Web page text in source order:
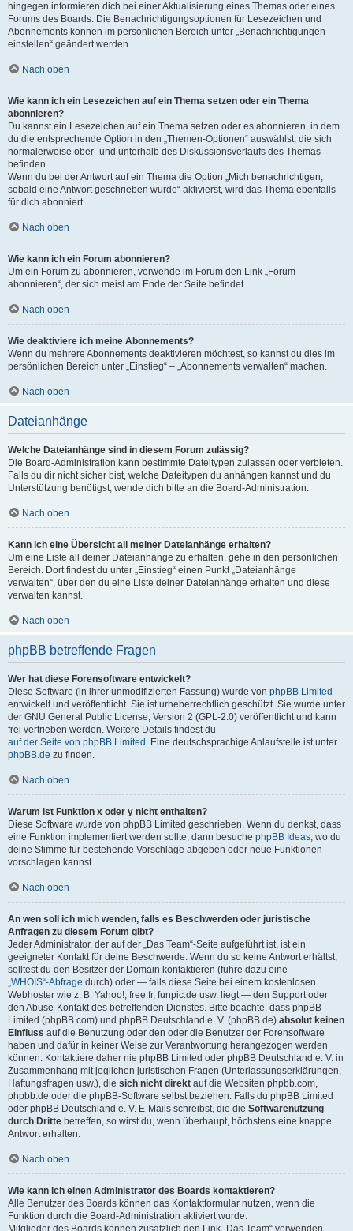
hingegen informieren dich bei einer Aktualisierung eines Themas oder eines
Forums des Boards. Die Benachrichtigungsoptionen für Lesezeichen und
Abonnements können im persönlichen Bereich unter „Benachrichtigungen
einstellen“ geändert werden.
Nach oben
Wie kann ich ein Lesezeichen auf ein Thema setzen oder ein Thema
abonnieren?
Du kannst ein Lesezeichen auf ein Thema setzen oder es abonnieren, in dem
du die entsprechende Option in den „Themen-Optionen“ auswählst, die sich
normalerweise ober- und unterhalb des Diskussionsverlaufs des Themas
befinden.
Wenn du bei der Antwort auf ein Thema die Option „Mich benachrichtigen,
sobald eine Antwort geschrieben wurde“ aktivierst, wird das Thema ebenfalls
für dich abonniert.
Nach oben
Wie kann ich ein Forum abonnieren?
Um ein Forum zu abonnieren, verwende im Forum den Link „Forum
abonnieren“, der sich meist am Ende der Seite befindet.
Nach oben
Wie deaktiviere ich meine Abonnements?
Wenn du mehrere Abonnements deaktivieren möchtest, so kannst du dies im
persönlichen Bereich unter „Einstieg“ – „Abonnements verwalten“ machen.
Nach oben
Dateianhänge
Welche Dateianhänge sind in diesem Forum zulässig?
Die Board-Administration kann bestimmte Dateitypen zulassen oder verbieten.
Falls du dir nicht sicher bist, welche Dateitypen du anhängen kannst und du
Unterstützung benötigst, wende dich bitte an die Board-Administration.
Nach oben
Kann ich eine Übersicht all meiner Dateianhänge erhalten?
Um eine Liste all deiner Dateianhänge zu erhalten, gehe in den persönlichen
Bereich. Dort findest du unter „Einstieg“ einen Punkt „Dateianhänge
verwalten“, über den du eine Liste deiner Dateianhänge erhalten und diese
verwalten kannst.
Nach oben
phpBB betreffende Fragen
Wer hat diese Forensoftware entwickelt?
Diese Software (in ihrer unmodifizierten Fassung) wurde von phpBB Limited
entwickelt und veröffentlicht. Sie ist urheberrechtlich geschützt. Sie wurde unter
der GNU General Public License, Version 2 (GPL-2.0) veröffentlicht und kann
frei vertrieben werden. Weitere Details findest du
auf der Seite von phpBB Limited . Eine deutschsprachige Anlaufstelle ist unter
phpBB.de zu finden.
Nach oben
Warum ist Funktion x oder y nicht enthalten?
Diese Software wurde von phpBB Limited geschrieben. Wenn du denkst, dass
eine Funktion implementiert werden sollte, dann besuche phpBB Ideas, wo du
deine Stimme für bestehende Vorschläge abgeben oder neue Funktionen
vorschlagen kannst.
Nach oben
An wen soll ich mich wenden, falls es Beschwerden oder juristische
Anfragen zu diesem Forum gibt?
Jeder Administrator, der auf der „Das Team“-Seite aufgeführt ist, ist ein
geeigneter Kontakt für deine Beschwerde. Wenn du so keine Antwort erhältst,
solltest du den Besitzer der Domain kontaktieren (führe dazu eine
„WHOIS“-Abfrage durch) oder — falls diese Seite bei einem kostenlosen
Webhoster wie z. B. Yahoo!, free.fr, funpic.de usw. liegt — den Support oder
den Abuse-Kontakt des betreffenden Dienstes. Bitte beachte, dass phpBB
Limited (phpBB.com) und phpBB Deutschland e. V. (phpBB.de) absolut keinen
Einfluss auf die Benutzung oder den oder die Benutzer der Forensoftware
haben und dafür in keiner Weise zur Verantwortung herangezogen werden
können. Kontaktiere daher nie phpBB Limited oder phpBB Deutschland e. V. in
Zusammenhang mit jeglichen juristischen Fragen (Unterlassungserklärungen,
Haftungsfragen usw.), die sich nicht direkt auf die Websiten phpbb.com,
phpbb.de oder die phpBB-Software selbst beziehen. Falls du phpBB Limited
oder phpBB Deutschland e. V. E-Mails schreibst, die die Softwarenutzung
durch Dritte betreffen, so wirst du, wenn überhaupt, höchstens eine knappe
Antwort erhalten.
Nach oben
Wie kann ich einen Administrator des Boards kontaktieren?
Alle Benutzer des Boards können das Kontaktformular nutzen, wenn die
Funktion durch die Board-Administration aktiviert wurde.
Mitglieder des Boards können zusätzlich den Link „Das Team“ verwenden.